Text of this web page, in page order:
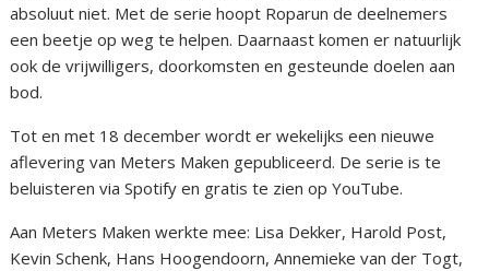
absoluut niet. Met de serie hoopt Roparun de deelnemers
een beetje op weg te helpen. Daarnaast komen er natuurlijk
ook de vrijwilligers, doorkomsten en gesteunde doelen aan
bod.
Tot en met 18 december wordt er wekelijks een nieuwe
aflevering van Meters Maken gepubliceerd. De serie is te
beluisteren via Spotify en gratis te zien op YouTube.
Aan Meters Maken werkte mee: Lisa Dekker, Harold Post,
Kevin Schenk, Hans Hoogendoorn, Annemieke van der Togt,